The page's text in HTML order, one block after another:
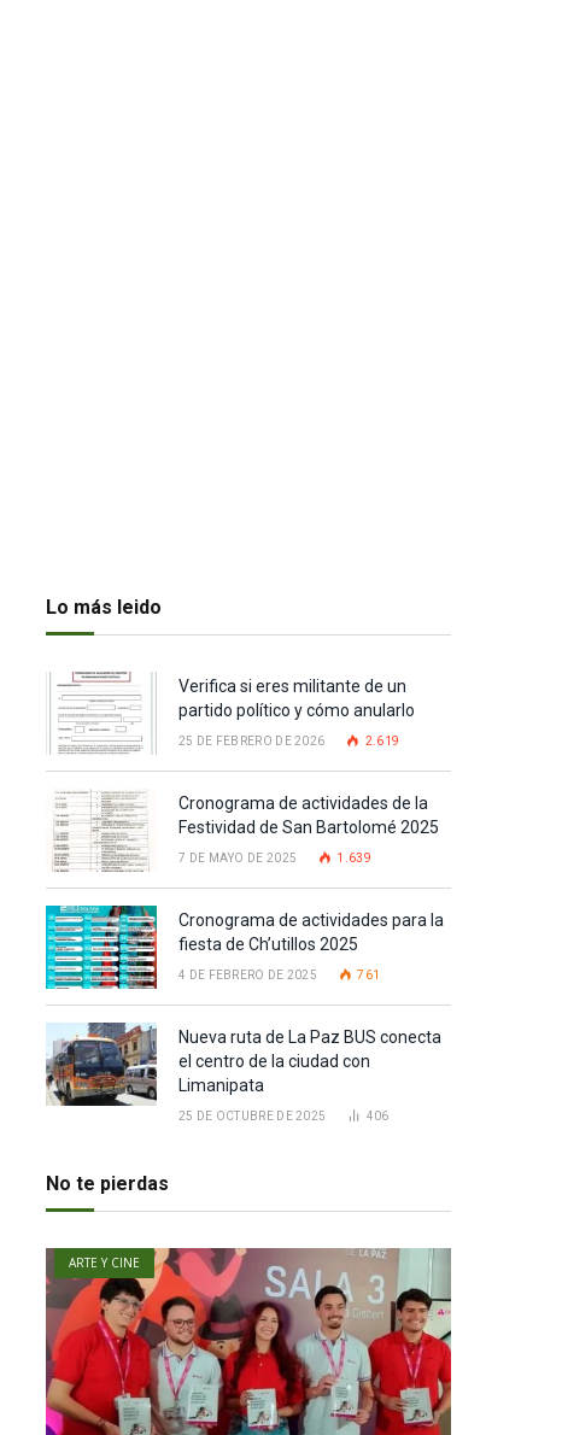
Lo más leido
Verifica si eres militante de un
partido político y cómo anularlo
25 DE FEBRERO DE 2026 2.619
Cronograma de actividades de la
Festividad de San Bartolomé 2025
7 DE MAYO DE 2025 1.639
Cronograma de actividades para la
fiesta de Ch’utillos 2025
4 DE FEBRERO DE 2025 761
Nueva ruta de La Paz BUS conecta
el centro de la ciudad con
Limanipata
25 DE OCTUBRE DE 2025 406
No te pierdas
ARTE Y CINE